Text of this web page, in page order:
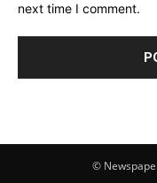
next time I comment.
©